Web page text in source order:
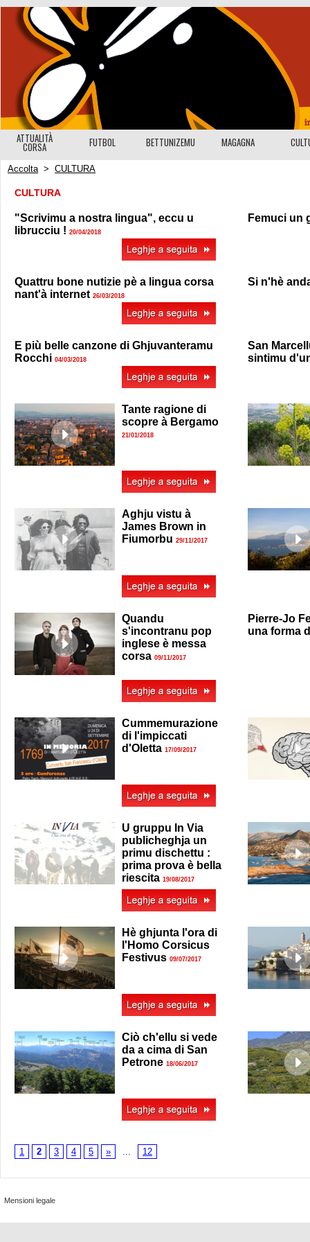
ATTUALITÀ
CORSA FUTBOL BETTUNIZEMU MAGAGNA
Accolta > CULTURA
CULTURA
"Scrivimu a nostra lingua", eccu u
librucciu ! 20/04/2018
Femuci un
Quattru bone nutizie pè a lingua corsa
nant'à internet 26/03/2018
Si n'hè
E più belle canzone di Ghjuvanteramu
Rocchi 04/03/2018
San
sintimu
Tante ragione di
scopre à Bergamo
21/01/2018
Aghju vistu à
James Brown in
Fiumorbu 29/11/2017
Quandu
s'incontranu pop
inglese è messa
corsa 09/11/2017
Pierre-Jo
una forma
Cummemurazione
di l'impiccati
d'Oletta 17/09/2017
U gruppu In Via
publicheghja un
primu dischettu :
prima prova è bella
riescita 19/08/2017
Hè ghjunta l'ora di
l'Homo Corsicus
Festivus 09/07/2017
Ciò ch'ellu si vede
da a cima di San
Petrone 18/06/2017
1 2 3 4 5 » ... 12
Mensioni legale